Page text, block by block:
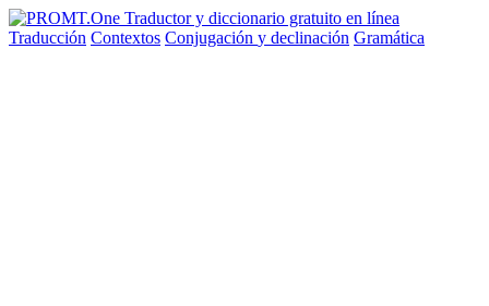
Traducción Contextos Conjugación y declinación Gramática